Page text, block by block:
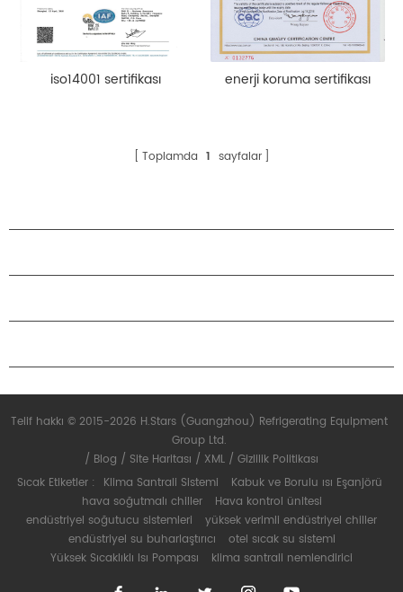
iso14001 sertifikası enerji koruma sertifikası
Toplamda 1 sayfalar
Telif hakkı © 2015-2026 H.Stars (Guangzhou) Refrigerating Equipment
Group Ltd.
/ Blog / Site Haritası / XML / Gizlilik Politikası
Sıcak Etiketler :
Klima Santrali Sistemi
Kabuk ve Borulu ısı Eşanjörü
hava soğutmalı chiller
Hava kontrol ünitesi
endüstriyel soğutucu sistemleri
yüksek verimli endüstriyel chiller
endüstriyel su buharlaştırıcı
otel sıcak su sistemi
Yüksek Sıcaklıklı Isı Pompası
klima santrali nemlendirici